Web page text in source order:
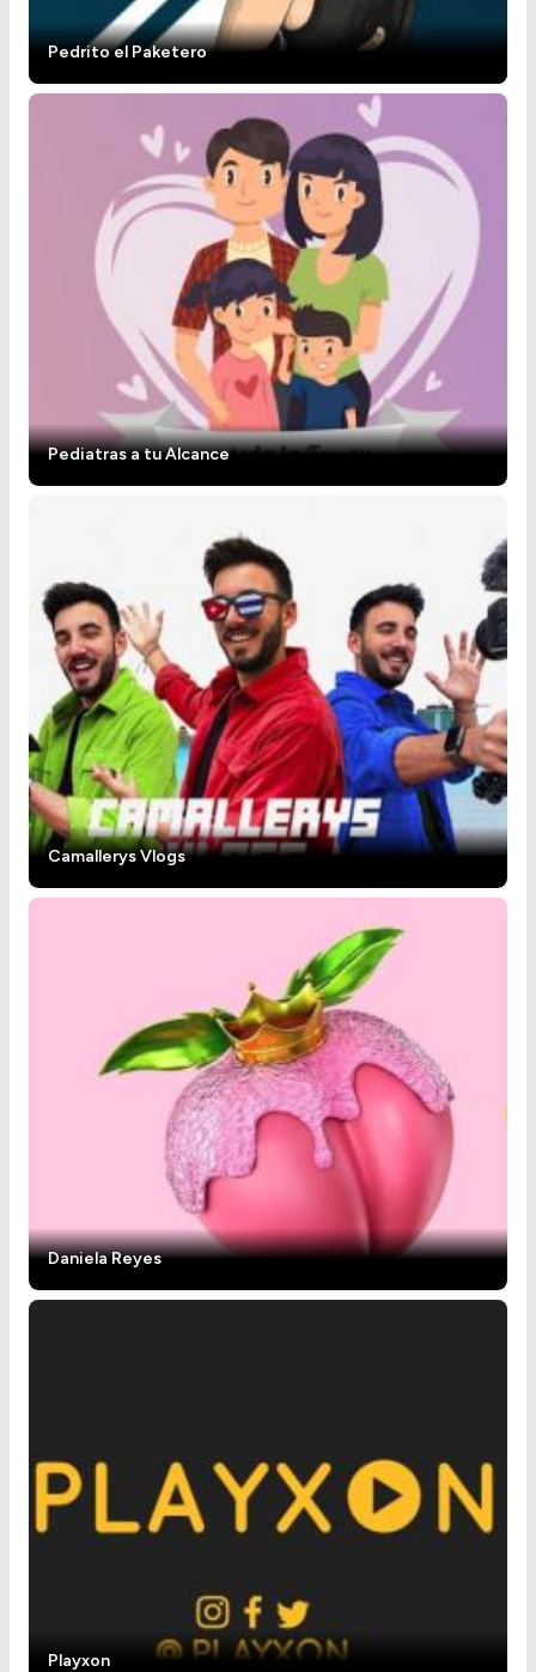
Pedrito el Paketero
Pediatras a tu Alcance
Camallerys Vlogs
Daniela Reyes
Playxon